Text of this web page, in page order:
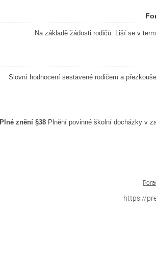
Na základě žádosti rodičů. Liší se v
Slovní hodnocení sestavené rodičem a
Plné znění §38 Plnění povinné školní docházky v
https://